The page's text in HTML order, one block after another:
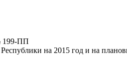
199-ПП
на 2015 год и на